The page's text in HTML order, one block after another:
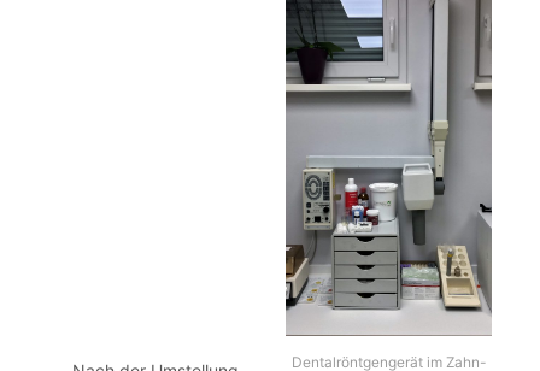
Dentalröntgengerät im Zahn-